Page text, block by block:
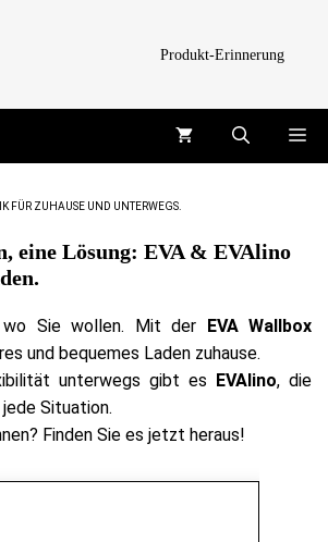
Produkt-Erinnerung
FÜR ZUHAUSE UND UNTERWEGS.
eine Lösung: EVA & EVAlino
wo Sie wollen. Mit der EVA Wallbox
und bequemes Laden zuhause.
unterwegs gibt es EVAlino, die
Situation.
Finden Sie es jetzt heraus!